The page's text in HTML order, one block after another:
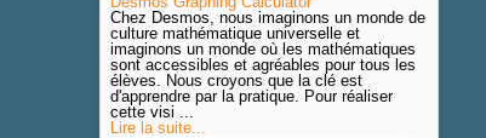
Chez Desmos, nous imaginons un monde de
culture mathématique universelle et
imaginons un monde où les mathématiques
sont accessibles et agréables pour tous les
élèves. Nous croyons que la clé est
d'apprendre par la pratique. Pour réaliser
cette visi ...
Lire la suite...